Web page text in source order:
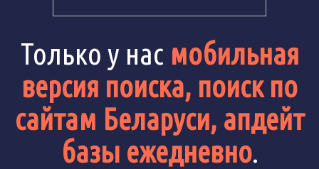
Только у нас мобильная
версия поиска, поиск по
сайтам Беларуси, апдейт
базы ежедневно.